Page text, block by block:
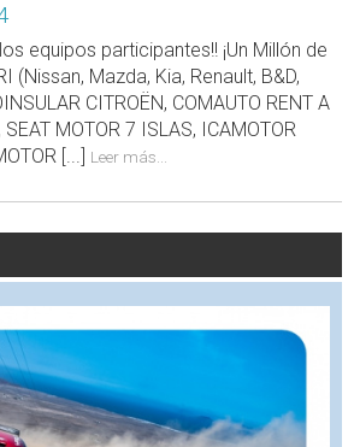
equipos participantes!! ¡Un Millón de
(Nissan, Mazda, Kia, Renault, B&D,
CITROËN, COMAUTO RENT A
MOTOR 7 ISLAS, ICAMOTOR
[...] Leer más...